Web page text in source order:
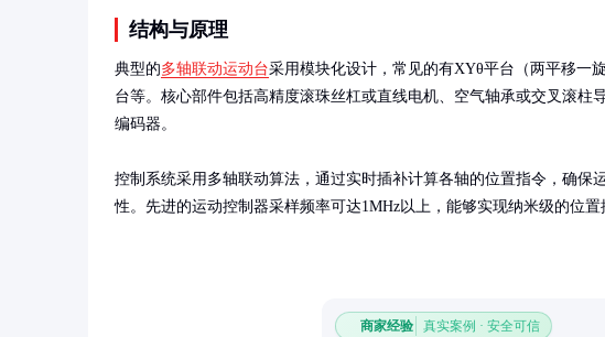
结构与原理
典型的多轴联动运动台采用模块化设计，常见的有XYθ平台（两平移一
台等。核心部件包括高精度滚珠丝杠或直线电机、空气轴承或交叉滚柱
编码器。
控制系统采用多轴联动算法，通过实时插补计算各轴的位置指令，确保
性。先进的运动控制器采样频率可达1MHz以上，能够实现纳米级的位置
商家经验 真实案例 · 安全可信